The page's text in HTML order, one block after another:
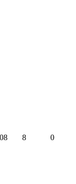
8 0